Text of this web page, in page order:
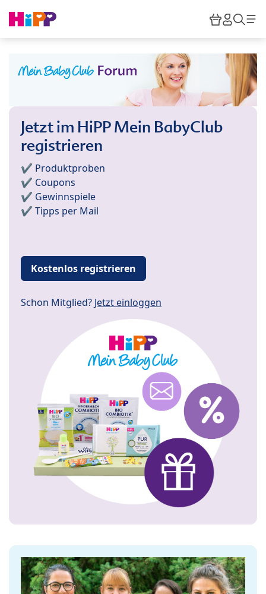
HiPP
Jetzt im HiPP Mein BabyClub
registrieren
✔️ Produktproben
✔️ Coupons
✔️ Gewinnspiele
✔️ Tipps per Mail
Kostenlos registrieren
Schon Mitglied? Jetzt einloggen